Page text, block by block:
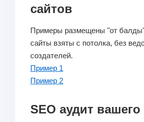
сайтов
Примеры размещены "от
сайты взяты с потолка, без
создателей.
Пример 1
Пример 2
SEO аудит вашего